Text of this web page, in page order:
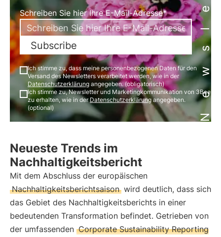
Schreiben Sie hier Ihre E-Mail-Adresse*
Subscribe
Ich stimme zu, dass meine personenbezogenen Daten für den
Versand des Newsletters verarbeitet werden, wie in der
Datenschutzerklärung angegeben. (obligatorisch)
Ich stimme zu, Newsletter und Marketingkommunikation von 3Bee
zu erhalten, wie in derDatenschutzerklärungangegeben.
(optional)
Neueste Trends im
Nachhaltigkeitsbericht
Mit dem Abschluss der europäischen
Nachhaltigkeitsberichtsaison wird deutlich, dass sich
das Gebiet des Nachhaltigkeitsberichts in einer
bedeutenden Transformation befindet. Getrieben von
der umfassenden Corporate Sustainability Reporting